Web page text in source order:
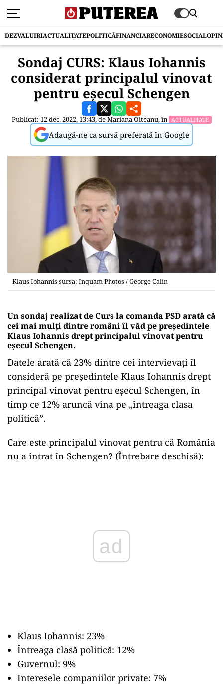
DEZVALUIRIACTUALITATEPOLITICĂFINANCIARECONOMIESOCIAL
Sondaj CURS: Klaus Iohannis
considerat principalul vinovat
pentru eșecul Schengen
Publicat: 12 dec. 2022, 13:43, deMariana Olteanu, în ACTUALITATE
Adaugă-ne ca sursă preferată în Google
Klaus Iohannis sursa: Inquam Photos / George Calin
Un sondaj realizat de Curs la comanda PSD arată că
cei mai mulți dintre români îl văd pe președintele
Klaus Iohannis drept principalul vinovat pentru
eșecul Schengen.
Datele arată că 23% dintre cei intervievați îl
consideră pe președintele Klaus Iohannis drept
principal vinovat pentru eșecul Schengen, în
timp ce 12% aruncă vina pe „întreaga clasa
politică”.
Care este principalul vinovat pentru că România
nu a intrat în Schengen? (Întrebare deschisă):
Klaus Iohannis: 23%
Întreaga clasă politică: 12%
Guvernul: 9%
Interesele companiilor private: 7%